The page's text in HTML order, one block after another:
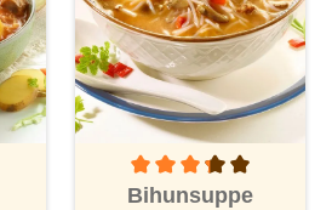
von 4.6 von 5 Sternen
Durchschnittliche
Bihunsuppe